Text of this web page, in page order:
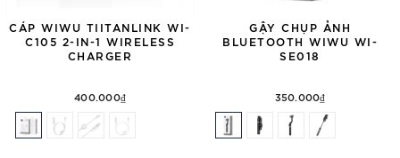
CÁP WIWU TIITANLINK WI-
C105 2-IN-1 WIRELESS
CHARGER
400.000₫
GẬY CHỤP ẢNH
BLUETOOTH WIWU WI-
SE018
350.000₫